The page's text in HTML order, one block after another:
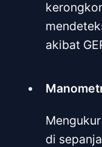
akibat
di